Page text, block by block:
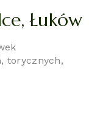
Łuków
torycznych,